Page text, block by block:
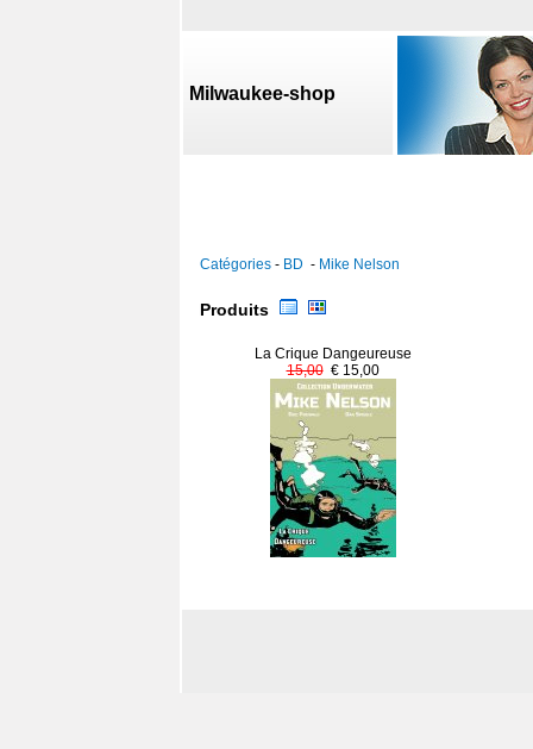
Milwaukee-shop
Catégories- BD - Mike Nelson
Produits
La Crique Dangeureuse
15,00€ 15,00